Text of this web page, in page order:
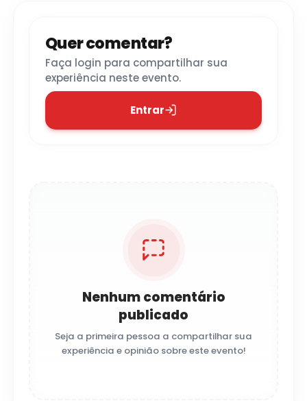
Quer comentar?
Faça login para compartilhar sua
experiência neste evento.
Entrar
Nenhum comentário
publicado
Seja a primeira pessoa a compartilhar sua
experiência e opinião sobre este evento!